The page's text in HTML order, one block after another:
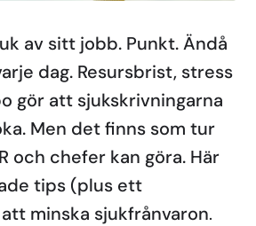
av sitt jobb. Punkt. Ändå
dag. Resursbrist, stress
gör att sjukskrivningarna
Men det finns som tur
och chefer kan göra. Här
tips (plus ett
minska sjukfrånvaron.